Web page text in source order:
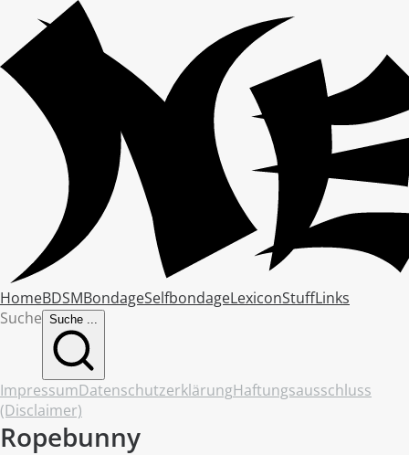
HomeBDSMBondageSelfbondageLexiconStuffLinks
Suche Suche ...
ImpressumDatenschutzerklärungHaftungsausschluss
(Disclaimer)
Ropebunny